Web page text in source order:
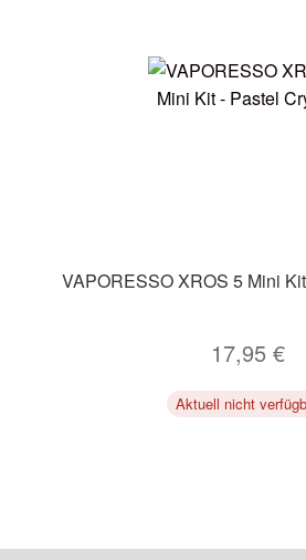
VAPORESSO XROS 5 Mini
17,95 €
Aktuell nicht